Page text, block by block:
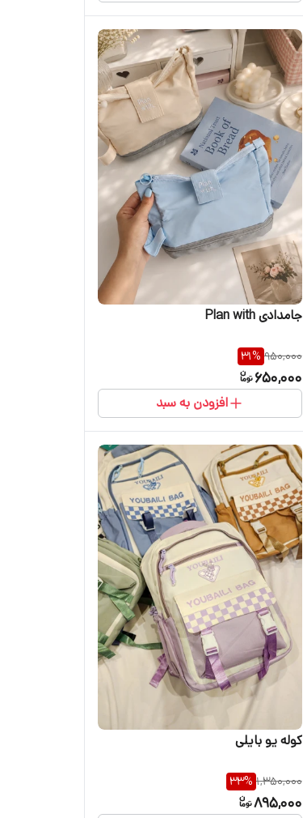
جامدادی Plan with
950,000
31%
650,000
افزودن به سبد
کوله یو بایلی
1,350,000
33%
895,000